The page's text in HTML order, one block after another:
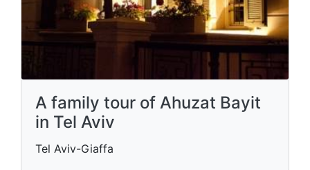
A family tour of Ahuzat Bayit
in Tel Aviv
Tel Aviv-Giaffa